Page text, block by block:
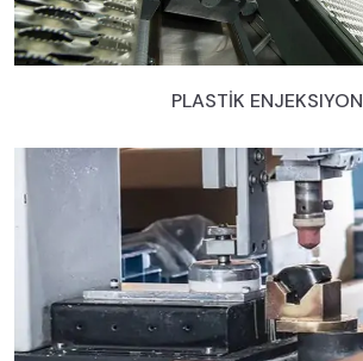
PLASTİK ENJEKSIYON